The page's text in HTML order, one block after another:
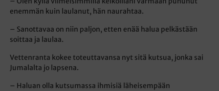
enemmän kuin laulanut, hän naurahtaa.
– Sanottavaa on niin paljon, etten enää halua pelkästään
soittaa ja laulaa.
Vettenranta kokee toteuttavansa nyt sitä kutsua, jonka sai
Jumalalta jo lapsena.
– Haluan olla kutsumassa ihmisiä läheisempään